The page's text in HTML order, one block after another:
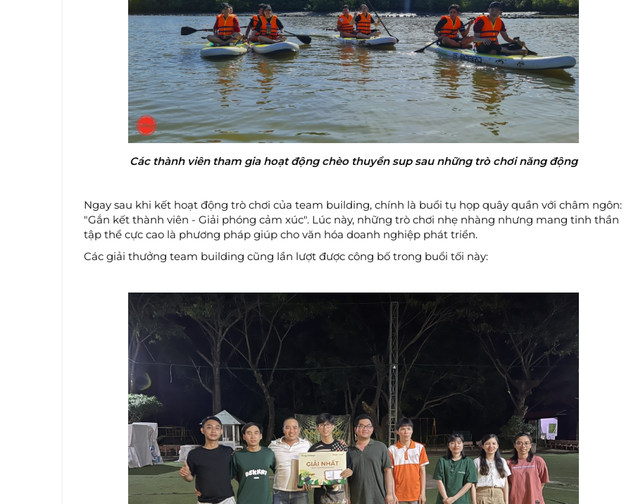
Các thành viên tham gia hoạt động chèo thuyền sup sau những trò chơi năng động
Ngay sau khi kết hoạt động trò chơi của team building, chính là buổi tụ họp quây quần với châm ngôn:
"Gắn kết thành viên - Giải phóng cảm xúc". Lúc này, những trò chơi nhẹ nhàng nhưng mang tinh thần
tập thể cực cao là phương pháp giúp cho văn hóa doanh nghiệp phát triển.
Các giải thưởng team building cũng lần lượt được công bố trong buổi tối này: